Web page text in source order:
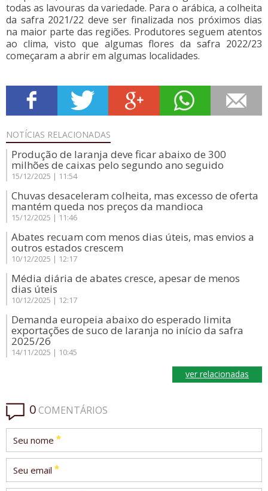
todas as lavouras da variedade. Para o arábica, a colheita
da safra 2021/22 deve ser finalizada nos próximos dias
na maior parte das regiões. Produtores seguem atentos
ao clima, visto que algumas flores da safra 2022/23
começaram a abrir em algumas localidades.
NOTÍCIAS RELACIONADAS
Produção de laranja deve ficar abaixo de 300
milhões de caixas pelo segundo ano seguido
15/12/2025 | 11:54
Chuvas desaceleram colheita, mas excesso de oferta
mantém queda nos preços da mandioca
15/12/2025 | 11:46
Abates recuam com menos dias úteis, mas envios a
outros estados crescem
10/12/2025 | 12:17
Média diária de abates cresce, apesar de menos
dias úteis
10/12/2025 | 12:17
Demanda europeia abaixo do esperado limita
exportações de suco de laranja no início da safra
2025/26
14/11/2025 | 10:45
ver relacionadas
0COMENTÁRIOS
Seu nome *
Seu email *